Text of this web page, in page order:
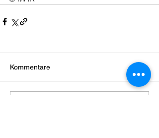
Kommentare